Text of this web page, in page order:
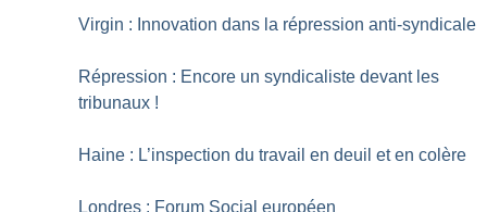
Virgin : Innovation dans la répression anti-syndicale
Répression : Encore un syndicaliste devant les
tribunaux !
Haine : L’inspection du travail en deuil et en colère
Londres : Forum Social européen